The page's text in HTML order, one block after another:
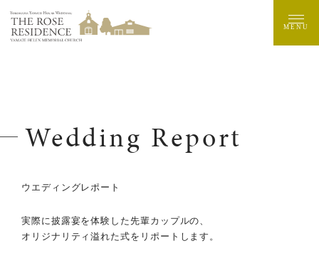
MENU
Wedding Report
ウエディングレポート
実際に披露宴を体験した先輩カップルの、
オリジナリティ溢れた式をリポートします。